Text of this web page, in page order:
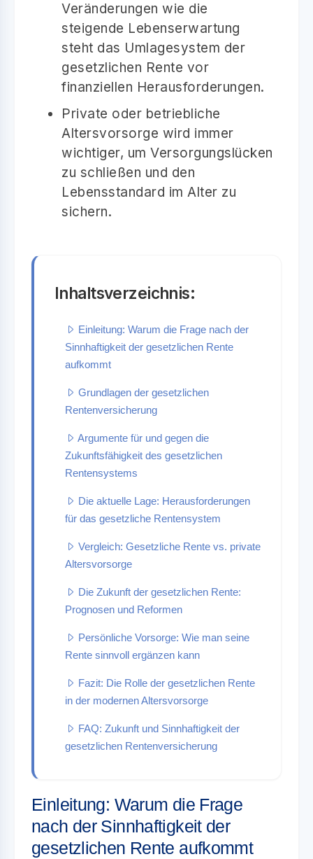
Veränderungen wie die
steigende Lebenserwartung
steht das Umlagesystem der
gesetzlichen Rente vor
finanziellen Herausforderungen.
Private oder betriebliche
Altersvorsorge wird immer
wichtiger, um Versorgungslücken
zu schließen und den
Lebensstandard im Alter zu
sichern.
Inhaltsverzeichnis:
Einleitung: Warum die Frage nach der
Sinnhaftigkeit der gesetzlichen Rente
aufkommt
Grundlagen der gesetzlichen
Rentenversicherung
Argumente für und gegen die
Zukunftsfähigkeit des gesetzlichen
Rentensystems
Die aktuelle Lage: Herausforderungen
für das gesetzliche Rentensystem
Vergleich: Gesetzliche Rente vs. private
Altersvorsorge
Die Zukunft der gesetzlichen Rente:
Prognosen und Reformen
Persönliche Vorsorge: Wie man seine
Rente sinnvoll ergänzen kann
Fazit: Die Rolle der gesetzlichen Rente
in der modernen Altersvorsorge
FAQ: Zukunft und Sinnhaftigkeit der
gesetzlichen Rentenversicherung
Einleitung: Warum die Frage
nach der Sinnhaftigkeit der
gesetzlichen Rente aufkommt